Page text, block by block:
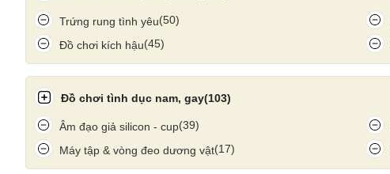
Trứng rung tình yêu(50)
Đồ chơi kích hậu(45)
Đồ chơi tình dục nam, gay(103)
Âm đạo giả silicon - cup(39)
Máy tập & vòng đeo dương vật(17)